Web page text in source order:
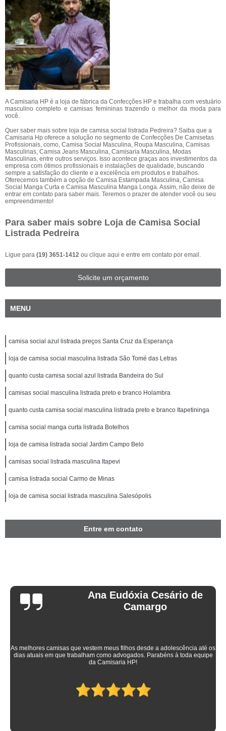
A Camisaria HP é a loja de fábrica da Confecções HP e trabalha com vestuário
masculino completo e camisas femininas trazendo o melhor da moda para
você.
Quer saber mais sobre loja de camisa social listrada Pedreira? Saiba que a
Camisaria Hp oferece a solução no segmento de Confecções De Camisetas
Profissionais, como, Camisa Social Masculina, Roupa Masculina, Camisas
Masculinas, Camisa Jeans Masculina, Camisaria Masculina, Modas
Masculinas, entre outros serviços. Isso acontece graças aos investimentos da
empresa com ótimos profissionais e instalações de qualidade, buscando
sempre a satisfação do cliente e a excelência em produtos e trabalhos.
Oferecemos também a opção de Camisa Estampada Masculina, Camisa
Social Manga Curta e Camisa Masculina Manga Longa. Assim, não deixe de
entrar em contato para saber mais. Teremos o prazer de atender você ou seu
empreendimento!
Para saber mais sobre Loja de Camisa Social
Listrada Pedreira
Ligue para (19) 3651-1412 ou clique aqui e entre em contato por email.
Solicite um orçamento
MENU
camisa social azul listrada preços Santa Cruz da Esperança
loja de camisa social masculina listrada São Tomé das Letras
quanto custa camisa social azul listrada Bandeira do Sul
camisas social masculina listrada preto e branco Holambra
quanto custa camisa social masculina listrada preto e branco Itapetininga
camisa social manga curta listrada Botelhos
loja de camisa listrada social Jardim Campo Belo
camisas social listrada masculina Itapevi
camisa listrada social Carmo de Minas
loja de camisa social listrada masculina Salesópolis
Entre em contato
Ana Eudóxia Cesário de
Camargo
As melhores camisas que vestem meus filhos desde a adolescência até os
dias atuais em que trabalham como advogados. Parabéns à toda equipe
da Camisaria HP!